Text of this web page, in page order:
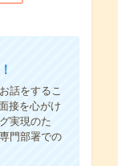
話をするこ
接を心がけ
実現のた
門部署での